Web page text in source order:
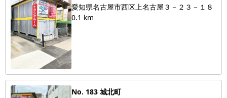
愛知県名古屋市西区上名古屋３－２３－１８
0.1 km
No. 183 城北町